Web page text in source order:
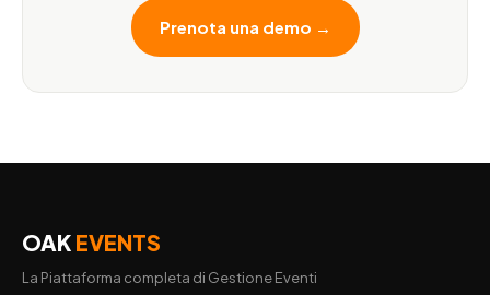
Prenota una demo →
OAK EVENTS
La Piattaforma completa di Gestione Eventi